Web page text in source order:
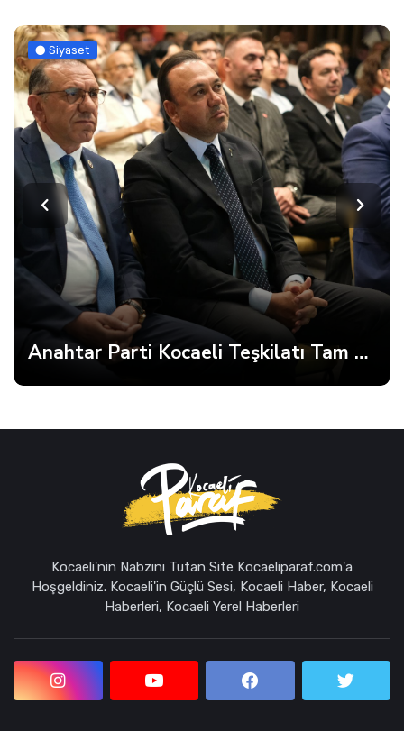
Siyaset
Anahtar Parti Kocaeli Teşkilatı Tam Kadro Toplandı
Kocaeli'nin Nabzını Tutan Site Kocaeliparaf.com'a
Hoşgeldiniz. Kocaeli'in Güçlü Sesi, Kocaeli Haber, Kocaeli
Haberleri, Kocaeli Yerel Haberleri